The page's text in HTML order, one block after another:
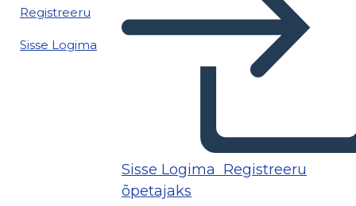
Registreeru
Sisse Logima
Sisse Logima Registreeru
õpetajaks